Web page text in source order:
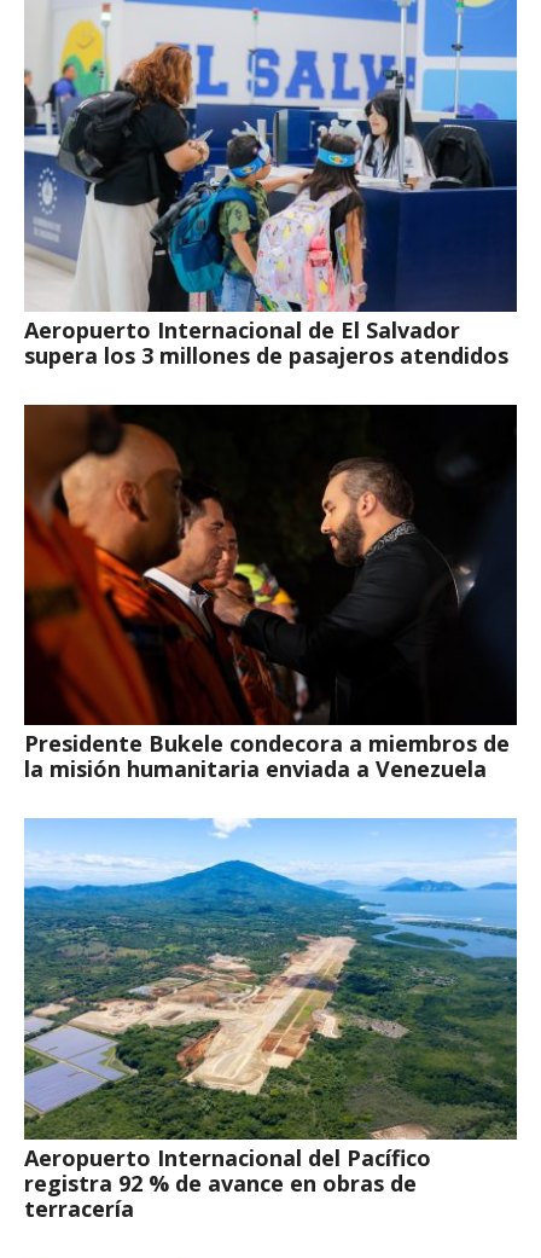
Aeropuerto Internacional de El Salvador
supera los 3 millones de pasajeros atendidos
Presidente Bukele condecora a miembros de
la misión humanitaria enviada a Venezuela
Aeropuerto Internacional del Pacífico
registra 92 % de avance en obras de
terracería